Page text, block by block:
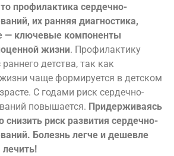
профилактика сердечно-
их ранняя диагностика,
— ключевые компоненты
жизни. Профилактику
детства, так как
чаще формируется в детском
С годами риск сердечно-
повышается. Придерживаясь
риск развития сердечно-
Болезнь легче и дешевле